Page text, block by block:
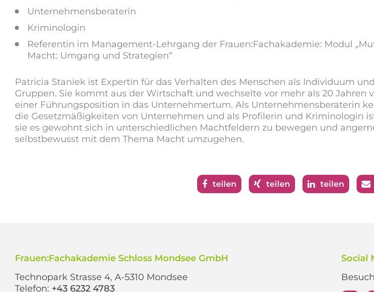
Unternehmensberaterin
Kriminologin
Referentin im Management-Lehrgang der Frauen:Fachakademie: Modul
Macht: Umgang und Strategien“
Patricia Staniek ist Expertin für das Verhalten des Menschen als Individuum
Gruppen. Sie kommt aus der Wirtschaft und wechselte vor mehr als 20 Jahren
einer Führungsposition in das Unternehmertum. Als Unternehmensberaterin
die Gesetzmäßigkeiten von Unternehmen und als Profilerin und Kriminologin
sie es gewohnt sich in unterschiedlichen Machtfeldern zu bewegen und
selbstbewusst mit dem Thema Macht umzugehen.
teilen teilen teilen
Frauen:Fachakademie Schloss Mondsee GmbH
Technopark Strasse 4, A-5310 Mondsee
Telefon: +43 6232 4783
Social